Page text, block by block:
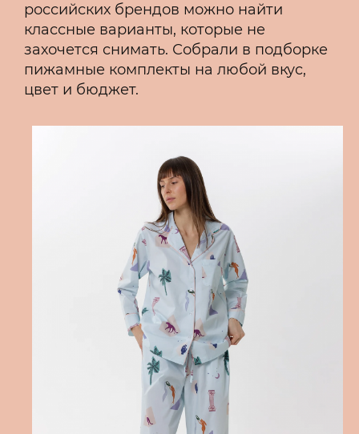
российских брендов можно найти
классные варианты, которые не
захочется снимать. Собрали в подборке
пижамные комплекты на любой вкус,
цвет и бюджет.